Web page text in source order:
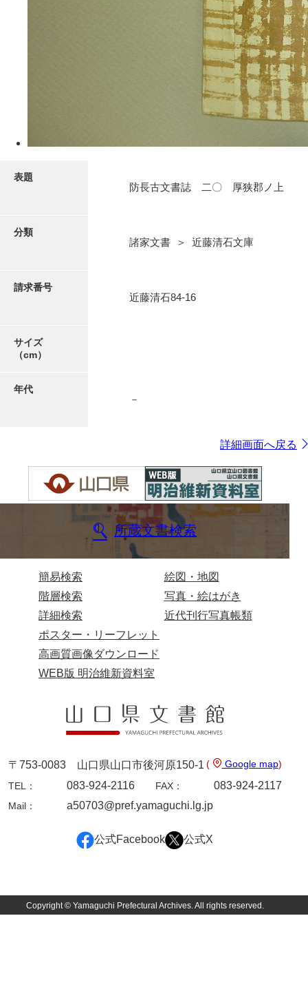
5ページ
6ページ
表題
防長古文書誌 二〇 厚狭郡ノ上
分類
諸家文書 ＞ 近藤清石文庫
請求番号
近藤清石84-16
サイズ
（cm）
年代
－
詳細画面へ戻る
所蔵文書検索
簡易検索
階層検索
詳細検索
絵図・地図
写真・絵はがき
近代刊行写真帳類
ポスター・リーフレット
高画質画像ダウンロード
WEB版 明治維新資料室
〒753-0083 山口県山口市後河原150-1 ( Google map)
TEL：
083-924-2116 FAX： 083-924-2117
Mail： a50703@pref.yamaguchi.lg.jp
公式Facebook 公式X
Copyright © Yamaguchi Prefectural Archives. All rights reserved.